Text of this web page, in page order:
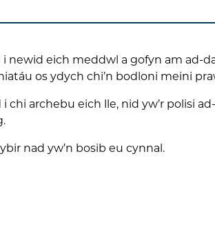
newid eich meddwl a gofyn am ad-
os ydych chi’n bodloni meini
archebu eich lle, nid yw’r polisi
nad yw’n bosib eu cynnal.